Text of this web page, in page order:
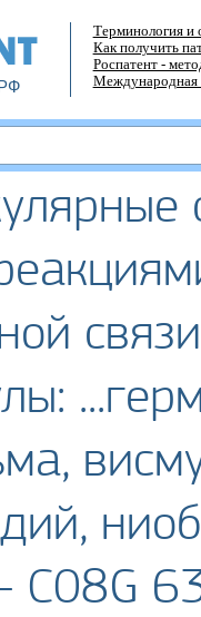
Терминология и
Как получить
Роспатент -
Международная
C08G